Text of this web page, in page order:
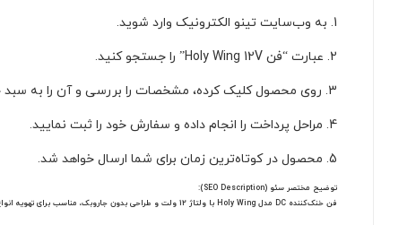
1. به وب‌سایت تینو الکترونیک وارد شوید.
2. عبارت “فن Holy Wing 12V” را جستجو کنید.
3. روی محصول کلیک کرده، مشخصات را بررسی و آن را به سبد خرید اضافه کنید.
4. مراحل پرداخت را انجام داده و سفارش خود را ثبت نمایید.
5. محصول در کوتاه‌ترین زمان برای شما ارسال خواهد شد.
توضیح مختصر سئو (SEO Description):
فن خنک‌کننده DC مدل Holy Wing با ولتاژ 12 ولت و طراحی بدون جاروبک، مناسب برای تهویه انواع سیستم‌های الکترونیکی، کیس کامپیوتر، منابع تغذیه و پروژه‌های صنعتی. کم‌صدا، بادوام و دارای کانکتور دو سیمه.